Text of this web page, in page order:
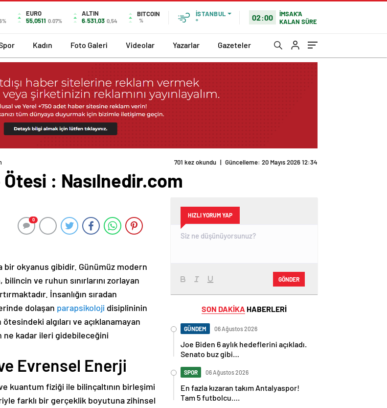
EURO
55,0511 0.07%
ALTIN
6.531,03 0,54
BITCOIN
%
İSTANBUL
°
02:00
İMSAK'A
KALAN SÜRE
Kadın Foto Galeri Videolar Yazarlar Gazeteler
701 kez okundu | Güncelleme: 20 Mayıs 2026 12:34
Ötesi : Nasılnedir.com
0
bir okyanus gibidir. Günümüz modern
ve ruhun sınırlarını zorlayan
İnsanlığın sıradan
dolaşan parapsikoloji disiplininin
algıları ve açıklanamayan
kadar ileri gidebileceğini
Evrensel Enerji
kuantum fiziği ile bilinçaltının birleşimi
farklı bir gerçeklik boyutuna zihinsel
HIZLI YORUM YAP
GÖNDER
SON DAKİKA HABERLERİ
GÜNDEM 06 Ağustos 2026
Joe Biden 6 aylık hedeflerini açıkladı.
Senato buz gibi…
SPOR 06 Ağustos 2026
En fazla kızaran takım Antalyaspor!
Tam 5 futbolcu….